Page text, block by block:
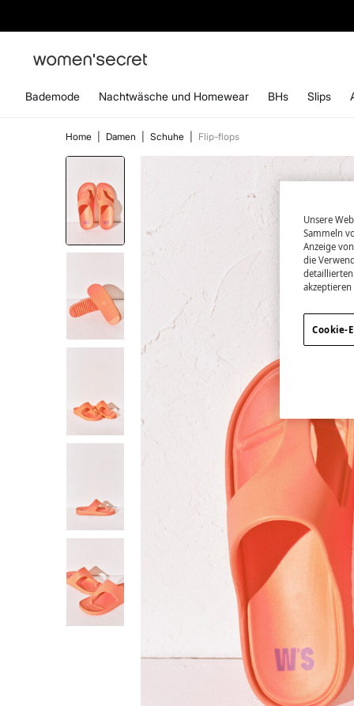
Bademode Nachtwäsche und Homewear BHs Slips
Home Damen Schuhe Flip-flops
Unsere
Sammeln
Anzeige
die
Cookie-